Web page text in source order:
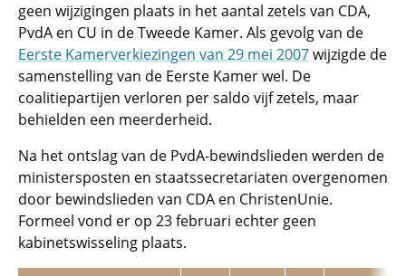
geen wijzigingen plaats in het aantal zetels van CDA,
PvdA en CU in de Tweede Kamer. Als gevolg van de
Eerste Kamerverkiezingen van 29 mei 2007wijzigde de
samenstelling van de Eerste Kamer wel. De
coalitiepartijen verloren per saldo vijf zetels, maar
behielden een meerderheid.
Na het ontslag van de PvdA-bewindslieden werden de
ministersposten en staatssecretariaten overgenomen
door bewindslieden van CDA en ChristenUnie.
Formeel vond er op 23 februari echter geen
kabinetswisseling plaats.